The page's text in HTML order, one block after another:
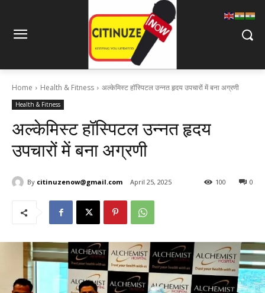
Home Health & Fitness अल्केमिस्ट हॉस्पिटल उन्नत हृदय उपचारों में बना अग्रणी
Health & Fitness
अल्केमिस्ट हॉस्पिटल उन्नत हृदय
उपचारों में बना अग्रणी
By citinuzenow@gmail.com April 25, 2025 0
100